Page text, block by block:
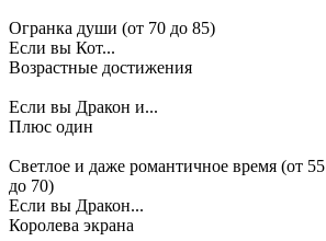
Огранка души (от 70 до 85)
Если вы Кот...
Возрастные достижения
Если вы Дракон и...
Плюс один
Светлое и даже романтичное время (от 55
до 70)
Если вы Дракон...
Королева экрана